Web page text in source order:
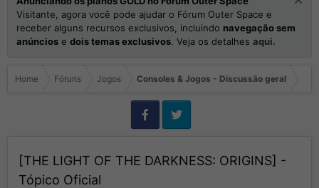
Visitante, agora você pode ajudar o Fórum Outer Space e
receber alguns recursos exclusivos, incluindo navegação sem
anúncios e dois temas exclusivos. Veja os detalhes aqui.
Home Fóruns Jogos Consoles & Jogos - Discussão geral
[THE LIGHT OF THE DARKNESS: ORIGINS] -
Tópico Oficial